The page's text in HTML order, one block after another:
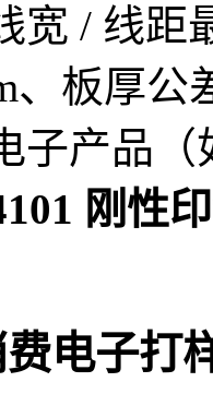
宽 / 线距
、板厚公
子产品（
刚性
费电子打